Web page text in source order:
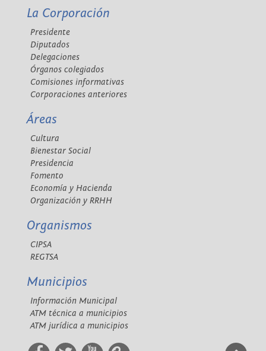
La Corporación
Presidente
Diputados
Delegaciones
Órganos colegiados
Comisiones informativas
Corporaciones anteriores
Áreas
Cultura
Bienestar Social
Presidencia
Fomento
Economía y Hacienda
Organización y RRHH
Organismos
CIPSA
REGTSA
Municipios
Información Municipal
ATM técnica a municipios
ATM jurídica a municipios